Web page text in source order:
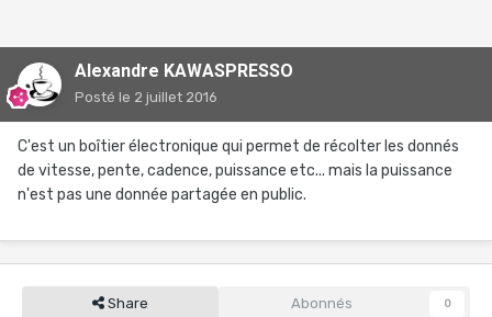
Alexandre KAWASPRESSO
Posté le 2 juillet 2016
C'est un boîtier électronique qui permet de récolter les donnés
de vitesse, pente, cadence, puissance etc... mais la puissance
n'est pas une donnée partagée en public.
Share Abonnés 0